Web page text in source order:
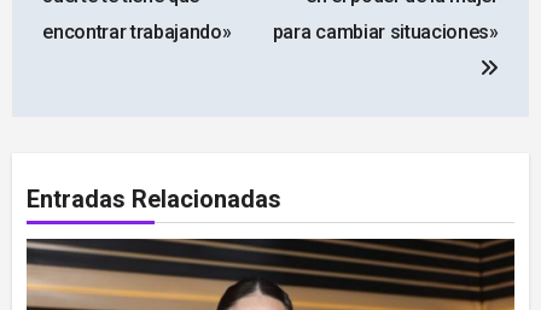
entradas
encontrar trabajando»
para cambiar situaciones»
Entradas Relacionadas